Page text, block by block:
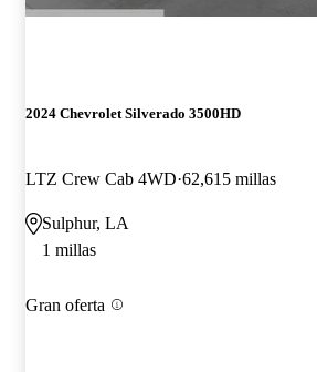
2024 Chevrolet Silverado 3500HD
LTZ Crew Cab 4WD 62,615 millas
Sulphur, LA
1 millas
Gran oferta